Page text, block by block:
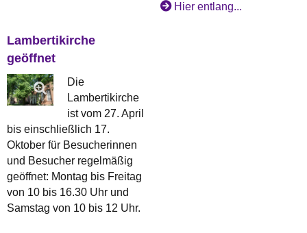
Hier entlang...
Lambertikirche
geöffnet
Die
Lambertikirche
ist vom 27. April
bis einschließlich 17.
Oktober für Besucherinnen
und Besucher regelmäßig
geöffnet: Montag bis Freitag
von 10 bis 16.30 Uhr und
Samstag von 10 bis 12 Uhr.